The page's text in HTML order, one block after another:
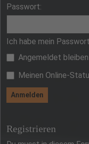
Passwort:
Ich habe mein
Angemeldet bleiben
Meinen Online-
Registrieren